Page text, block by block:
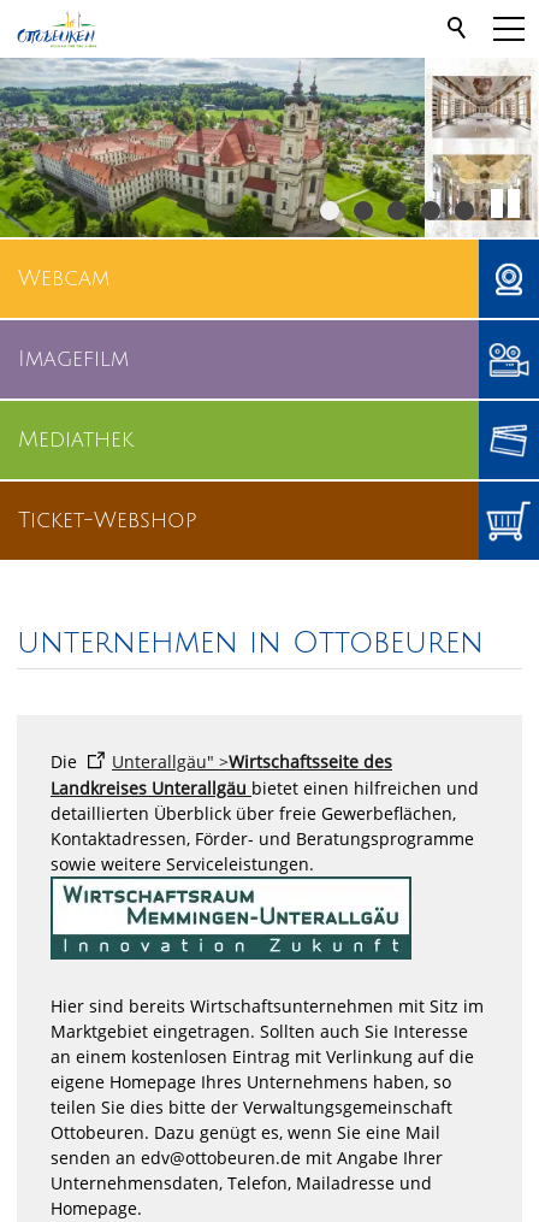
Webcam
Imagefilm
Mediathek
Ticket-Webshop
unternehmen in Ottobeuren
Die Unterallgäu" >Wirtschaftsseite des
Landkreises Unterallgäu bietet einen hilfreichen und
detaillierten Überblick über freie Gewerbeflächen,
Kontaktadressen, Förder- und Beratungsprogramme
sowie weitere Serviceleistungen.
Hier sind bereits Wirtschaftsunternehmen mit Sitz im
Marktgebiet eingetragen. Sollten auch Sie Interesse
an einem kostenlosen Eintrag mit Verlinkung auf die
eigene Homepage Ihres Unternehmens haben, so
teilen Sie dies bitte der Verwaltungsgemeinschaft
Ottobeuren. Dazu genügt es, wenn Sie eine Mail
senden an edv@ottobeuren.de mit Angabe Ihrer
Unternehmensdaten, Telefon, Mailadresse und
Homepage.